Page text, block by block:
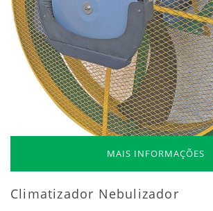
MAIS INFORMAÇÕES
Climatizador Nebulizador